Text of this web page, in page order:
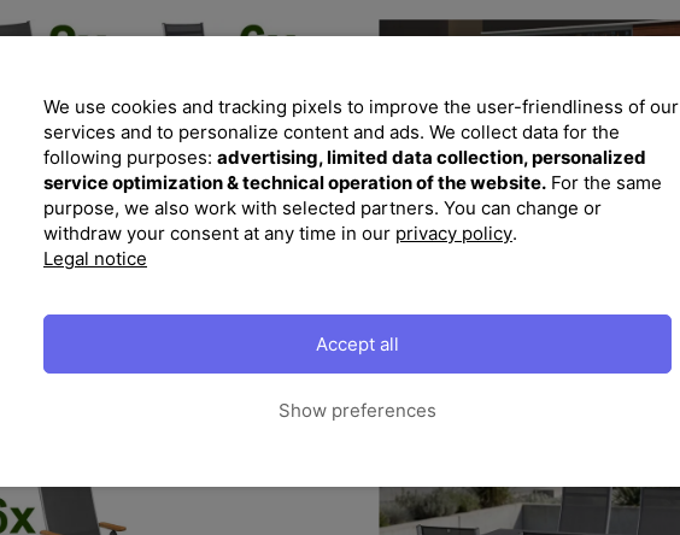
KETTLER
Stapel-, 2 Klappstühle
silber/anthrazit, Alu, Tisch 160x90, 4
Stapelsessel-,2 Klappstühle
Wenige verfügbar
We use cookies and tracking pixels to improve the user-friendliness of our
services and to personalize content and ads. We collect data for the
following purposes: advertising, limited data collection, personalized
service optimization & technical operation of the website. For the same
purpose, we also work with selected partners. You can change or
withdraw your consent at any time in our privacy policy.
Legal notice
Show preferences
Accept all